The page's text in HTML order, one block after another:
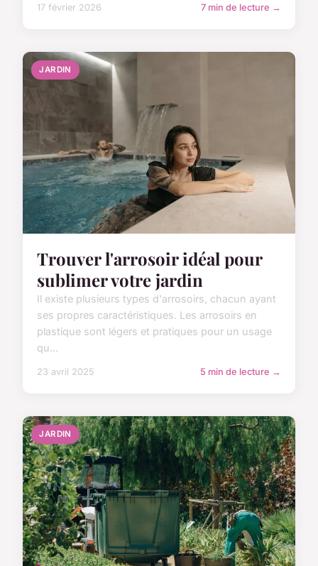
17 février 2026 7 min de lecture →
JARDIN
Trouver l'arrosoir idéal pour
sublimer votre jardin
Il existe plusieurs types d'arrosoirs, chacun ayant
ses propres caractéristiques. Les arrosoirs en
plastique sont légers et pratiques pour un usage
qu...
23 avril 2025 5 min de lecture →
JARDIN